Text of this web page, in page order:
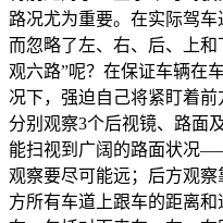
路况尤为重要。在实际驾车
而忽略了左、右、后、上
观六路”呢？在保证车辆在
况下，强迫自己将紧盯着
分别观察3个后视镜、路面
能扫视到广阔的路面状况
观察要尽可能远；后方观
方所有车道上跟车的距离